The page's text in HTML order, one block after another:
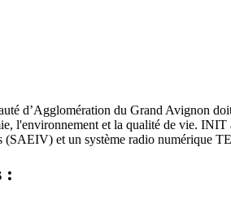
d’Agglomération du Grand Avignon
l'environnement et la qualité de vie.
(SAEIV) et un système radio numérique
: